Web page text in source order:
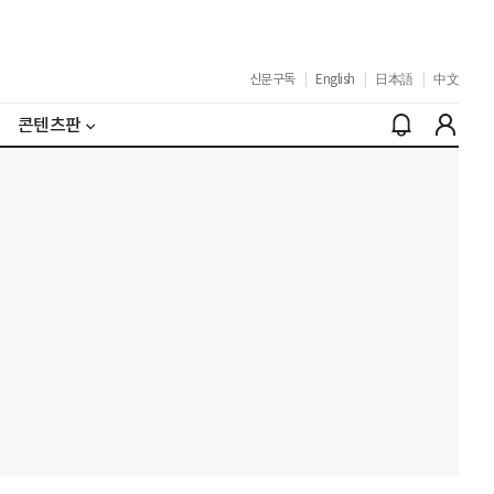
신문구독 English 日本語 中文
콘텐츠판